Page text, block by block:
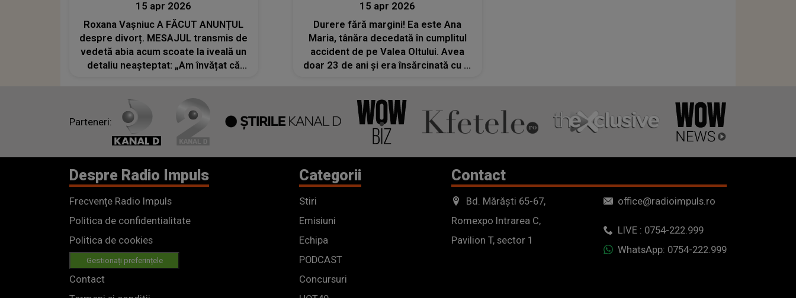
15 apr 2026
Roxana Vașniuc A FĂCUT ANUNȚUL
despre divorț. MESAJUL transmis de
vedetă abia acum scoate la iveală un
detaliu neașteptat: „Am învățat că
15 apr 2026
Durere fără margini! Ea este Ana
Maria, tânăra decedată în cumplitul
accident de pe Valea Oltului. Avea
doar 23 de ani și era însărcinată cu al
Parteneri:
Despre Radio Impuls
Frecvențe Radio Impuls
Politica de confidentialitate
Politica de cookies
Gestionați preferințele
Contact
Categorii
Stiri
Emisiuni
Echipa
PODCAST
Concursuri
Contact
Bd. Mărăști 65-67,
Romexpo Intrarea C,
Pavilion T, sector 1
office@radioimpuls.ro
LIVE : 0754-222.999
WhatsApp: 0754-222.999